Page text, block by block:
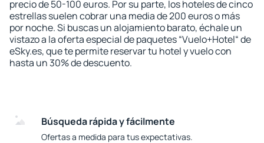
precio de 50-100 euros. Por su parte, los hoteles de cinco
estrellas suelen cobrar una media de 200 euros o más
por noche. Si buscas un alojamiento barato, échale un
vistazo a la oferta especial de paquetes “Vuelo+Hotel“ de
eSky.es, que te permite reservar tu hotel y vuelo con
hasta un 30% de descuento.
Búsqueda rápida y fácilmente
Ofertas a medida para tus expectativas.